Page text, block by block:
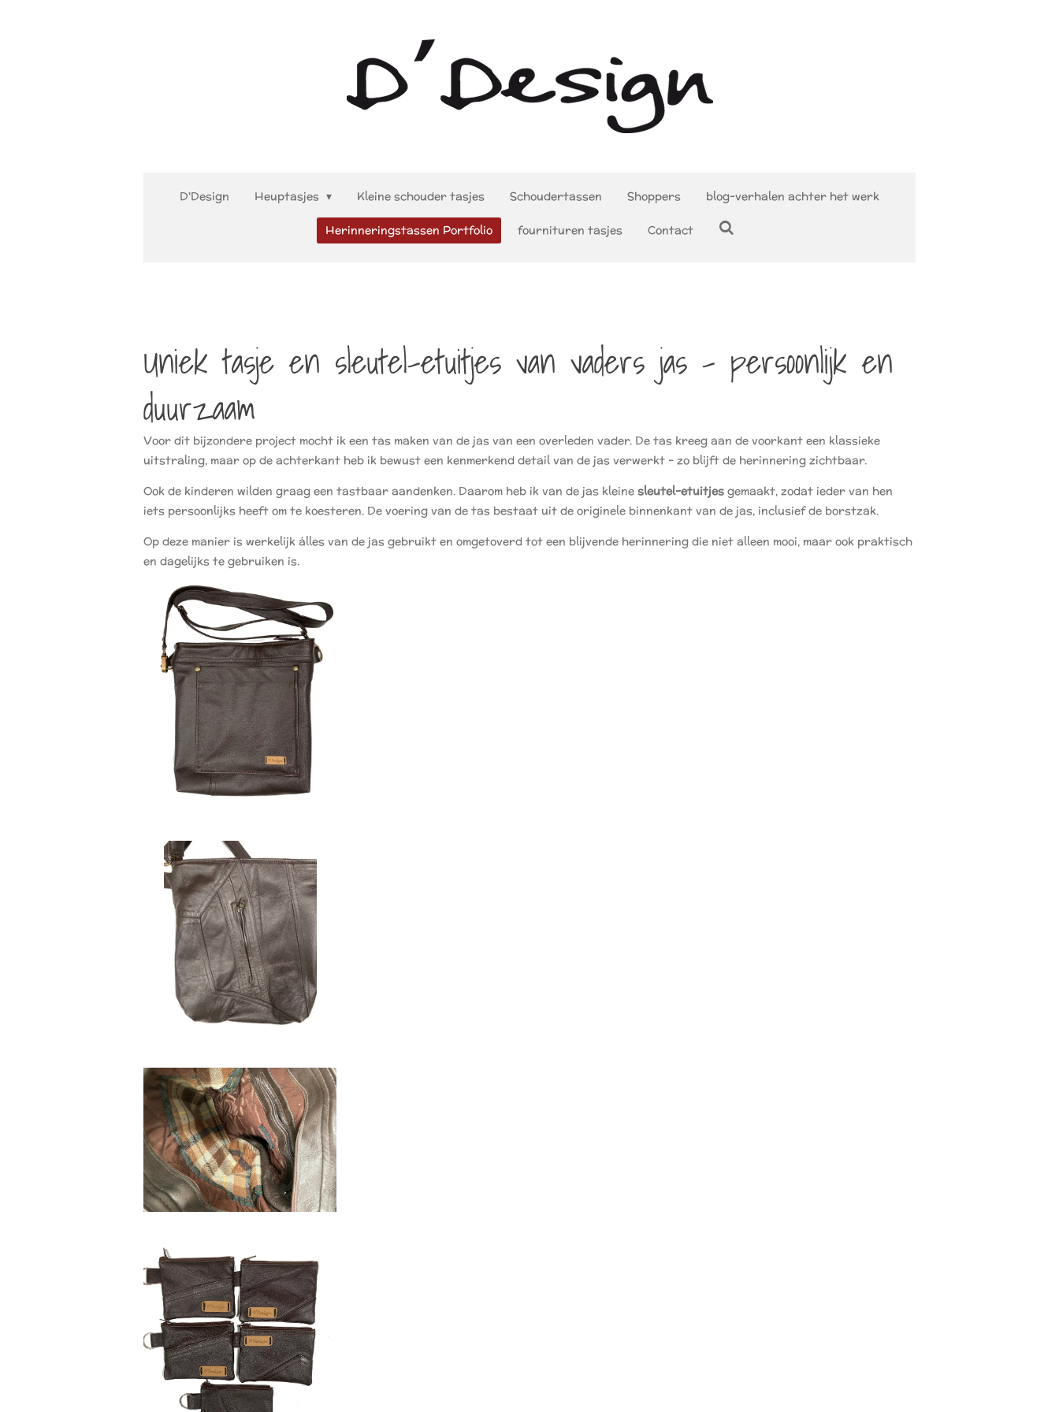
D'Design Heuptasjes Kleine schouder tasjes Schoudertassen Shoppers blog-verhalen achter het werk
Herinneringstassen Portfolio fournituren tasjes Contact
Uniek tasje en sleutel-etuitjes van vaders jas – persoonlijk en
duurzaam
Voor dit bijzondere project mocht ik een tas maken van de jas van een overleden vader. De tas kreeg aan de voorkant een klassieke
uitstraling, maar op de achterkant heb ik bewust een kenmerkend detail van de jas verwerkt – zo blijft de herinnering zichtbaar.
Ook de kinderen wilden graag een tastbaar aandenken. Daarom heb ik van de jas kleine sleutel-etuitjes gemaakt, zodat ieder van hen
iets persoonlijks heeft om te koesteren. De voering van de tas bestaat uit de originele binnenkant van de jas, inclusief de borstzak.
Op deze manier is werkelijk álles van de jas gebruikt en omgetoverd tot een blijvende herinnering die niet alleen mooi, maar ook praktisch
en dagelijks te gebruiken is.